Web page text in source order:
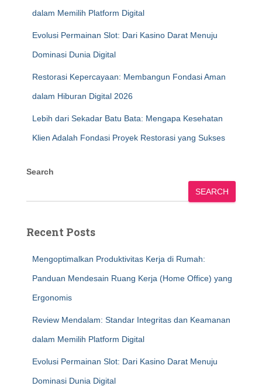
dalam Memilih Platform Digital
Evolusi Permainan Slot: Dari Kasino Darat Menuju
Dominasi Dunia Digital
Restorasi Kepercayaan: Membangun Fondasi Aman
dalam Hiburan Digital 2026
Lebih dari Sekadar Batu Bata: Mengapa Kesehatan
Klien Adalah Fondasi Proyek Restorasi yang Sukses
Search
SEARCH
Recent Posts
Mengoptimalkan Produktivitas Kerja di Rumah:
Panduan Mendesain Ruang Kerja (Home Office) yang
Ergonomis
Review Mendalam: Standar Integritas dan Keamanan
dalam Memilih Platform Digital
Evolusi Permainan Slot: Dari Kasino Darat Menuju
Dominasi Dunia Digital